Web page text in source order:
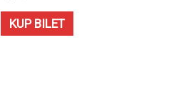
KUP BILET